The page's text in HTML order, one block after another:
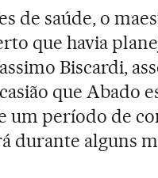
de saúde, o
que havia
Biscardi,
que Abado
um período de
alguns